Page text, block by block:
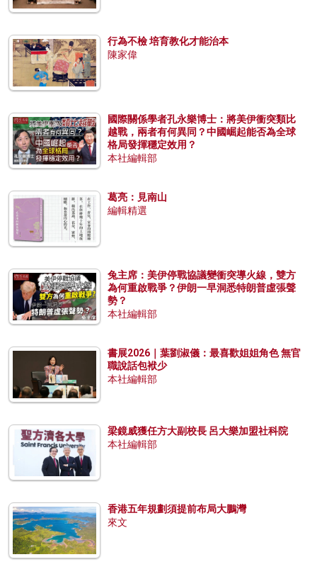
行為不檢 培育教化才能治本
陳家偉
國際關係學者孔永樂博士：將美伊衝突類比
越戰，兩者有何異同？中國崛起能否為全球
格局發揮穩定效用？
本社編輯部
葛亮：見南山
編輯精選
兔主席：美伊停戰協議變衝突導火線，雙方
為何重啟戰爭？伊朗一早洞悉特朗普虛張聲
勢？
本社編輯部
書展2026｜葉劉淑儀：最喜歡姐姐角色 無官
職說話包袱少
本社編輯部
梁鏡威獲任方大副校長 呂大樂加盟社科院
本社編輯部
香港五年規劃須提前布局大鵬灣
來文